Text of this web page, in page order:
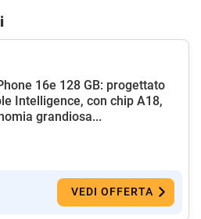
16e 128 GB: progettato
Intelligence, con chip A18,
grandiosa...
VEDI OFFERTA